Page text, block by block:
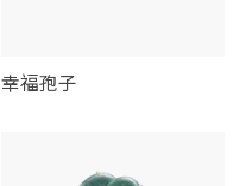
幸福孢子